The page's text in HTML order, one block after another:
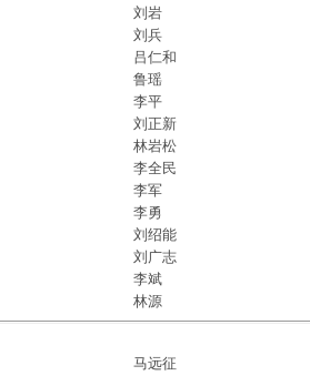
刘岩
刘兵
吕仁和
鲁瑶
李平
刘正新
林岩松
李全民
李军
李勇
刘绍能
刘广志
李斌
林源
马远征